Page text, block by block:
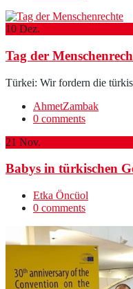
10 Dez.
Tag der
Türkei: Wir fordern die
AhmetZambak
0 comments
21 Nov.
Babys in türkischen
Etka Öncüol
0 comments